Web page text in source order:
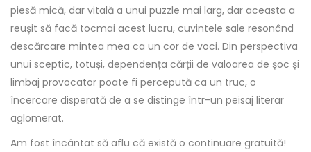
piesă mică, dar vitală a unui puzzle mai larg, dar aceasta a
reușit să facă tocmai acest lucru, cuvintele sale resonând
descărcare mintea mea ca un cor de voci. Din perspectiva
unui sceptic, totuși, dependența cărții de valoarea de șoc și
limbaj provocator poate fi percepută ca un truc, o
încercare disperată de a se distinge într-un peisaj literar
aglomerat.
Am fost încântat să aflu că există o continuare gratuită!